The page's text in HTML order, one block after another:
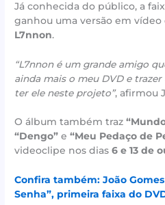
Já conhecida do público, a
ganhou uma versão em
L7nnon.
“L7nnon é um grande amigo
ainda mais o meu DVD e
ter ele neste projeto”, afirmou
O álbum também traz
“Dengo”e“Meu Pedaço de
videoclipe nos dias6 e 13 de
Confira também: João
Senha”, primeira faixa do